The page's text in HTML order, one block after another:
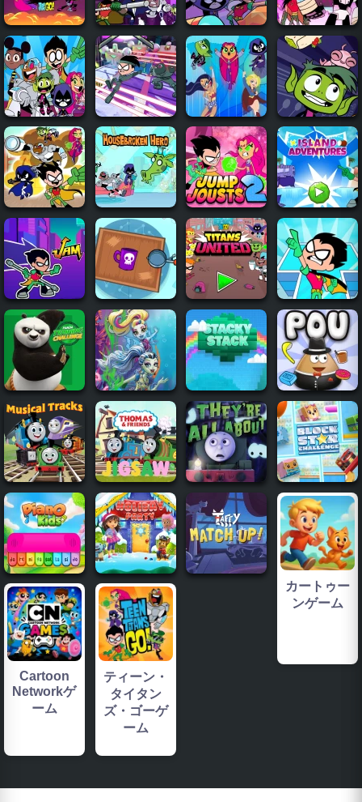
カートゥー
ンゲーム
Cartoon
Networkゲ
ーム
ティーン・
タイタン
ズ・ゴーゲ
ーム